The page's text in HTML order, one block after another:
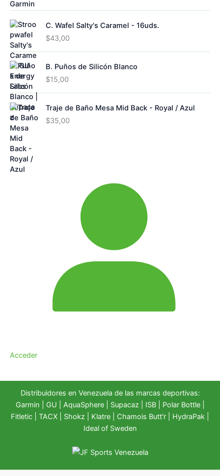
C. Wafel Salty's Caramel - 16uds.
$43,00
B. Puños de Silicón Blanco
$15,00
Traje de Baño Mesa Mid Back - Royal / Azul
$35,00
Acceder
Distribuidores en Venezuela de las marcas deportivas:
Garmin
GU AquaSphere| Supacaz | ISB | Polar Bottle|
Fitletic
TACX Shokz Klatre Chamois Butt'r HydraPak
Ideal of Sweden